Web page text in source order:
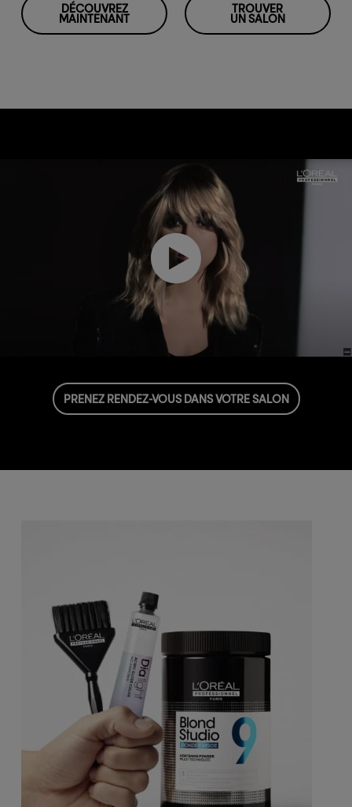
DÉCOUVREZ
MAINTENANT
TROUVER
UN SALON
PRENEZ RENDEZ-VOUS DANS VOTRE SALON